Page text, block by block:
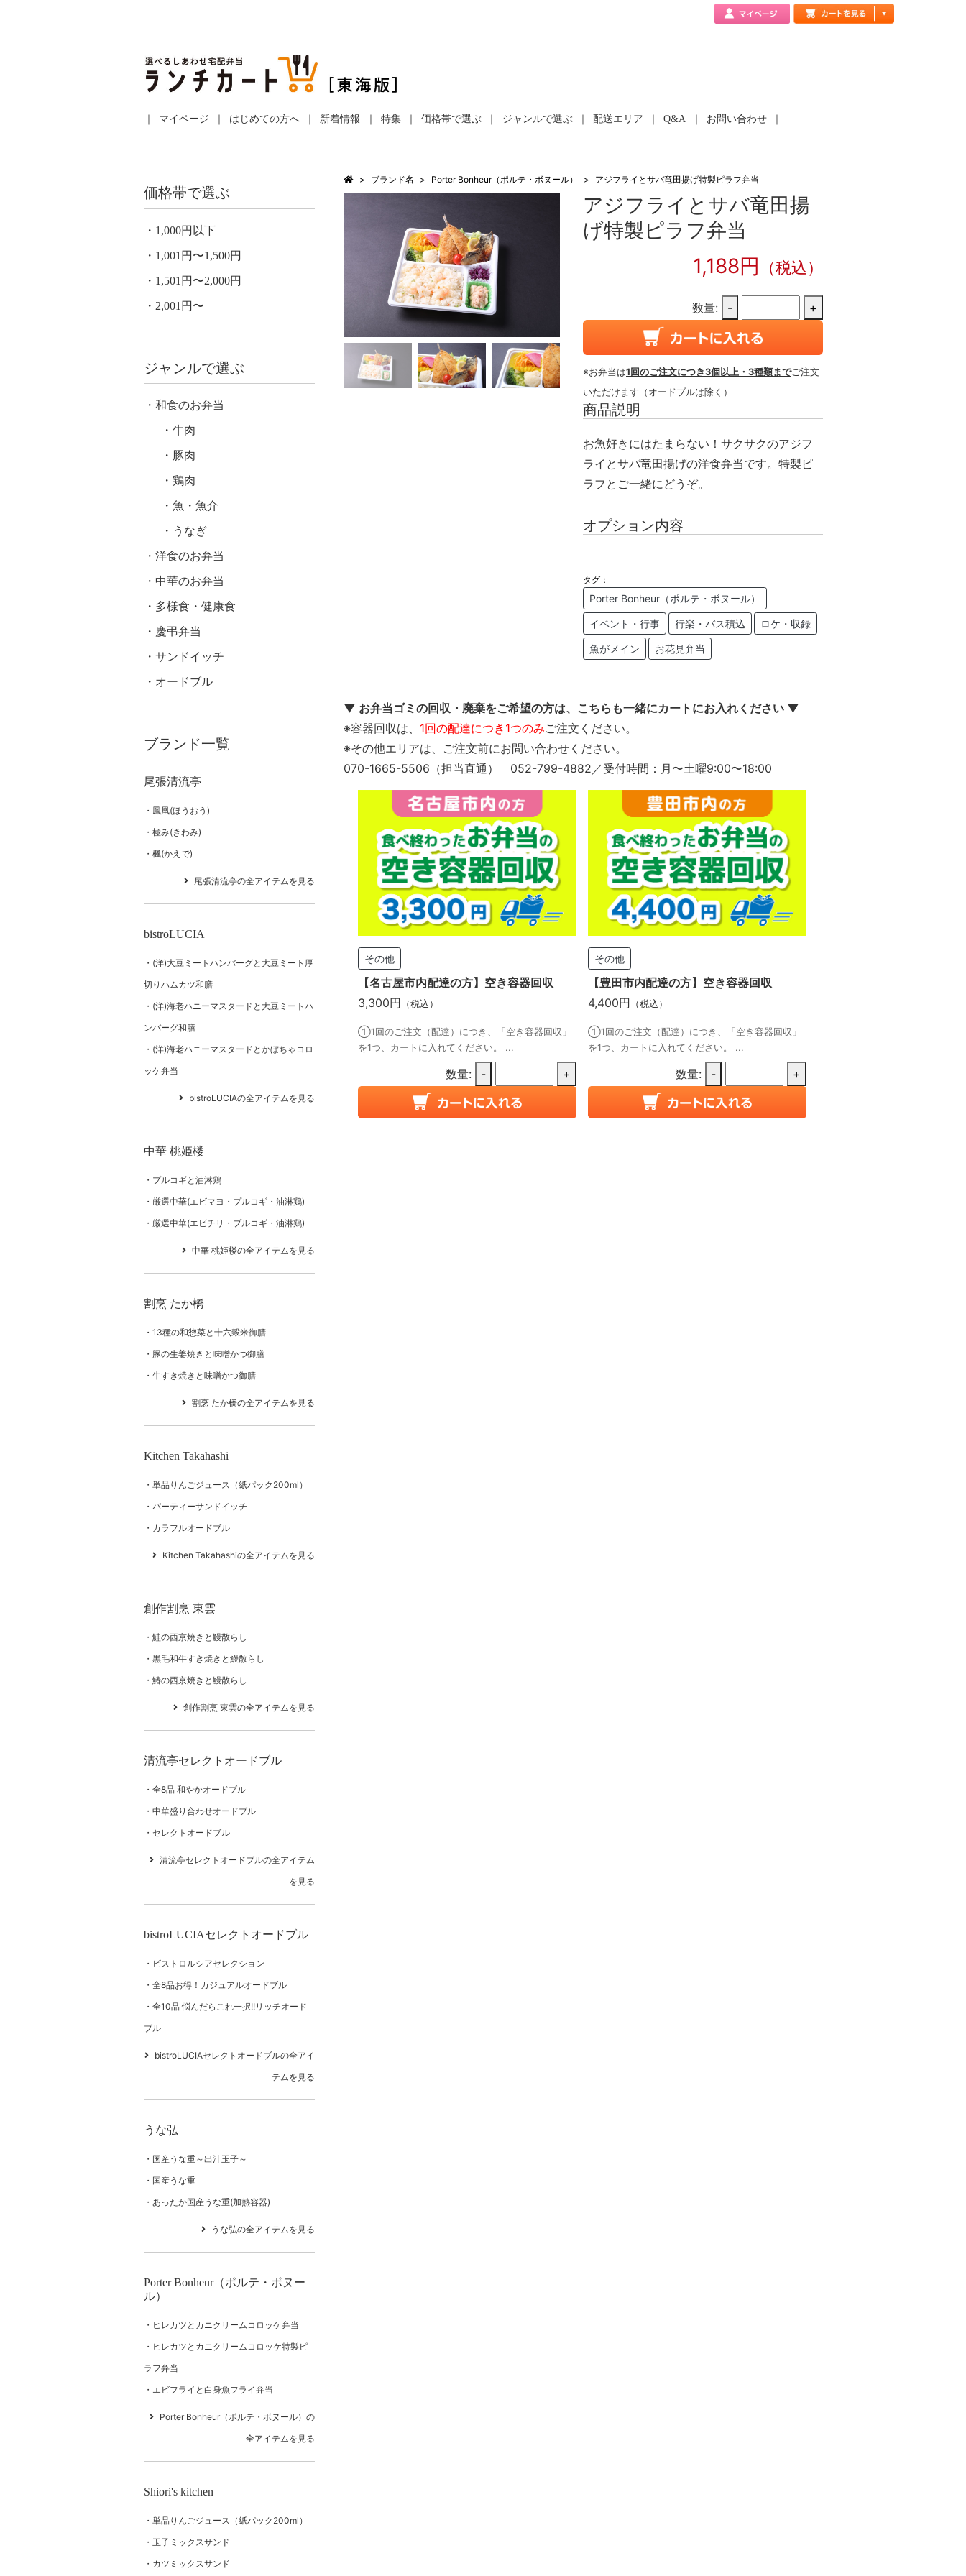
マイページ はじめての方へ 新着情報 特集 価格帯で選ぶ ジャンルで選ぶ 配送エリア Q&A お問い合わせ
ブランド名 Porter Bonheur（ポルテ・ボヌール） アジフライとサバ竜田揚げ特製ピラフ弁当
アジフライとサバ竜田揚
げ特製ピラフ弁当
1,188円 （税込）
数量: - +
※お弁当は1回のご注文につき3個以上・3種類までご注文
いただけます（オードブルは除く）
商品説明
お魚好きにはたまらない！サクサクのアジフ
ライとサバ竜田揚げの洋食弁当です。特製ピ
ラフとご一緒にどうぞ。
オプション内容
タグ：
Porter Bonheur（ポルテ・ボヌール）
イベント・行事 行楽・バス積込 ロケ・収録
魚がメイン お花見弁当
▼ お弁当ゴミの回収・廃棄をご希望の方は、こちらも一緒にカートにお入れください ▼
※容器回収は、 1回の配達につき1つのみご注文ください。
※その他エリアは、ご注文前にお問い合わせください。
070-1665-5506（担当直通） 052-799-4882／受付時間：月〜土曜9:00〜18:00
その他
【名古屋市内配達の方】空き容器回収
3,300円 （税込）
①1回のご注文（配達）につき、「空き容器回収」
を1つ、カートに入れてください。 ...
数量: - +
その他
【豊田市内配達の方】空き容器回収
4,400円 （税込）
①1回のご注文（配達）につき、「空き容器回収」
を1つ、カートに入れてください。 ...
数量: - +
価格帯で選ぶ
1,000円以下
1,001円〜1,500円
1,501円〜2,000円
2,001円〜
ジャンルで選ぶ
和食のお弁当
牛肉
豚肉
鶏肉
魚・魚介
うなぎ
洋食のお弁当
中華のお弁当
多様食・健康食
慶弔弁当
サンドイッチ
オードブル
ブランド一覧
尾張清流亭
鳳凰(ほうおう)
極み(きわみ)
楓(かえで)
尾張清流亭の全アイテムを見る
bistroLUCIA
(洋)大豆ミートハンバーグと大豆ミート厚
切りハムカツ和膳
(洋)海老ハニーマスタードと大豆ミートハ
ンバーグ和膳
(洋)海老ハニーマスタードとかぼちゃコロ
ッケ弁当
bistroLUCIAの全アイテムを見る
中華 桃姫楼
プルコギと油淋鶏
厳選中華(エビマヨ・プルコギ・油淋鶏)
厳選中華(エビチリ・プルコギ・油淋鶏)
中華 桃姫楼の全アイテムを見る
割烹 たか橋
13種の和惣菜と十六穀米御膳
豚の生姜焼きと味噌かつ御膳
牛すき焼きと味噌かつ御膳
割烹 たか橋の全アイテムを見る
Kitchen Takahashi
単品りんごジュース（紙パック200ml）
パーティーサンドイッチ
カラフルオードブル
Kitchen Takahashiの全アイテムを見る
創作割烹 東雲
鮭の西京焼きと鰻散らし
黒毛和牛すき焼きと鰻散らし
鰆の西京焼きと鰻散らし
創作割烹 東雲の全アイテムを見る
清流亭セレクトオードブル
全8品 和やかオードブル
中華盛り合わせオードブル
セレクトオードブル
清流亭セレクトオードブルの全アイテム
を見る
bistroLUCIAセレクトオードブル
ビストロルシアセレクション
全8品お得！カジュアルオードブル
全10品 悩んだらこれ一択!!リッチオード
ブル
bistroLUCIAセレクトオードブルの全アイ
テムを見る
うな弘
国産うな重～出汁玉子～
国産うな重
あったか国産うな重(加熱容器)
うな弘の全アイテムを見る
Porter Bonheur（ポルテ・ボヌー
ル）
ヒレカツとカニクリームコロッケ弁当
ヒレカツとカニクリームコロッケ特製ピ
ラフ弁当
エビフライと白身魚フライ弁当
Porter Bonheur（ポルテ・ボヌール）の
全アイテムを見る
Shiori's kitchen
単品りんごジュース（紙パック200ml）
玉子ミックスサンド
カツミックスサンド